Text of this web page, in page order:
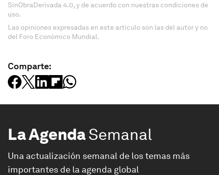
SinObraDerivada 4.0, y de acuerdo con nuestras condiciones de
uso.
Las opiniones expresadas en este artículo son las del autor y no
del Foro Económico Mundial.
Comparte:
La AgendaSemanal
Una actualización semanal de los temas más
importantes de la agenda global